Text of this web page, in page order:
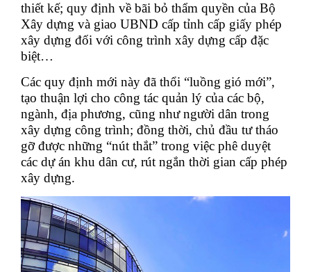
thiết kế; quy định về bãi bỏ thẩm quyền của Bộ
Xây dựng và giao UBND cấp tỉnh cấp giấy phép
xây dựng đối với công trình xây dựng cấp đặc
biệt…
Các quy định mới này đã thổi “luồng gió mới”,
tạo thuận lợi cho công tác quản lý của các bộ,
ngành, địa phương, cũng như người dân trong
xây dựng công trình; đồng thời, chủ đầu tư tháo
gỡ được những “nút thắt” trong việc phê duyệt
các dự án khu dân cư, rút ngắn thời gian cấp phép
xây dựng.